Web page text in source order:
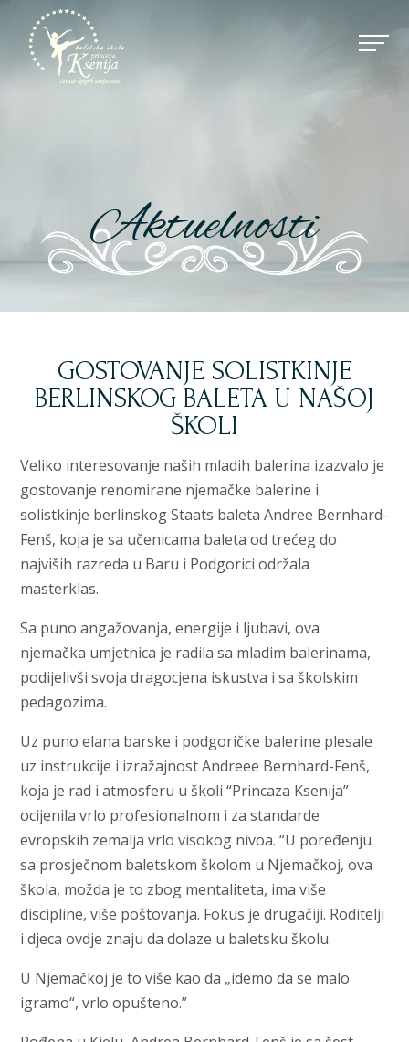
Aktuelnosti
GOSTOVANJE SOLISTKINJE
BERLINSKOG BALETA U NAŠOJ
ŠKOLI
Veliko interesovanje naših mladih balerina izazvalo je
gostovanje renomirane njemačke balerine i
solistkinje berlinskog Staats baleta Andree Bernhard-
Fenš, koja je sa učenicama baleta od trećeg do
najviših razreda u Baru i Podgorici održala
masterklas.
Sa puno angažovanja, energije i ljubavi, ova
njemačka umjetnica je radila sa mladim balerinama,
podijelivši svoja dragocjena iskustva i sa školskim
pedagozima.
Uz puno elana barske i podgoričke balerine plesale
uz instrukcije i izražajnost Andreee Bernhard-Fenš,
koja je rad i atmosferu u školi “Princaza Ksenija”
ocijenila vrlo profesionalnom i za standarde
evropskih zemalja vrlo visokog nivoa. “U poređenju
sa prosječnom baletskom školom u Njemačkoj, ova
škola, možda je to zbog mentaliteta, ima više
discipline, više poštovanja. Fokus je drugačiji. Roditelji
i djeca ovdje znaju da dolaze u baletsku školu.
U Njemačkoj je to više kao da „idemo da se malo
igramo“, vrlo opušteno.”